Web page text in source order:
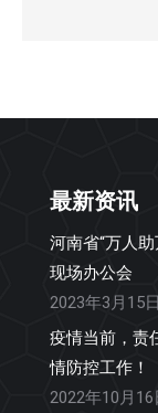
最新资讯
河南省“万人
现场办公会
2023年3月15日
疫情当前，责
情防控工作！
2022年10月16